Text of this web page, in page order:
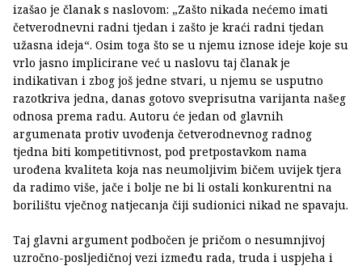
izašao je članak s naslovom: „Zašto nikada nećemo imati
četverodnevni radni tjedan i zašto je kraći radni tjedan
užasna ideja“. Osim toga što se u njemu iznose ideje koje su
vrlo jasno implicirane već u naslovu taj članak je
indikativan i zbog još jedne stvari, u njemu se usputno
razotkriva jedna, danas gotovo sveprisutna varijanta našeg
odnosa prema radu. Autoru će jedan od glavnih
argumenata protiv uvođenja četverodnevnog radnog
tjedna biti kompetitivnost, pod pretpostavkom nama
urođena kvaliteta koja nas neumoljivim bičem uvijek tjera
da radimo više, jače i bolje ne bi li ostali konkurentni na
borilištu vječnog natjecanja čiji sudionici nikad ne spavaju.
Taj glavni argument podbočen je pričom o nesumnjivoj
uzročno-posljedičnoj vezi između rada, truda i uspjeha i